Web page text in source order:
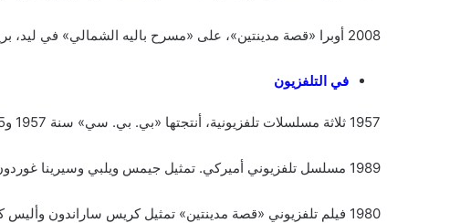
2008 أوبرا «قصة مدينتين»، على «مسرح باليه الشمالي» في ليد، بريطانيا.
في التلفزيون
1957 ثلاثة مسلسلات تلفزيونية، أنتجتها «بي. بي. سي» سنة 1957 و1965 و1980.
1989 مسلسل تلفزيوني أميركي. تمثيل جيمس ويلبي وسيرينا غوردون.
1980 فيلم تلفزيوني «قصة مدينتين» تمثيل كريس ساراندون وأليس كريغ.